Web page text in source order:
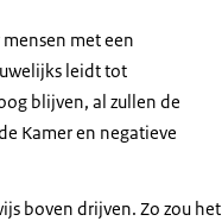
met een
leidt tot
blijven, al zullen de
Kamer en negatieve
boven drijven. Zo zou het